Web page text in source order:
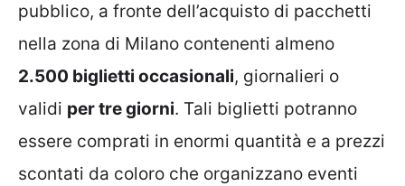
pubblico, a fronte dell’acquisto di pacchetti
nella zona di Milano contenenti almeno
2.500 biglietti occasionali, giornalieri o
validi per tre giorni. Tali biglietti potranno
essere comprati in enormi quantità e a prezzi
scontati da coloro che organizzano eventi